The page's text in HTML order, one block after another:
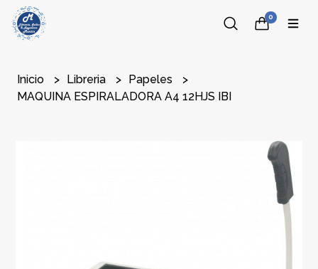
0
Inicio Libreria
Papeles
MAQUINA ESPIRALADORA A4 12HJS IBI